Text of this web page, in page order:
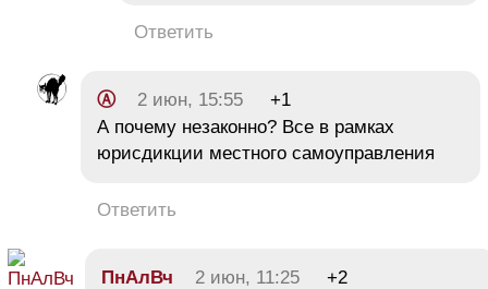
Ответить
Ⓐ 2 июн, 15:55
+1
А почему незаконно? Все в рамках
юрисдикции местного самоуправления
Ответить
ПнАлВч 2 июн, 11:25
+2